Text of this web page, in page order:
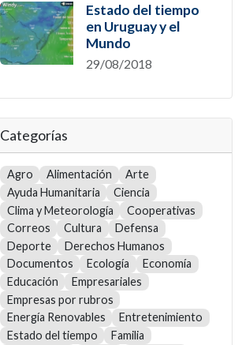
Estado del tiempo
en Uruguay y el
Mundo
29/08/2018
Categorías
Agro Alimentación
Arte
Ayuda Humanitaria
Ciencia
Clima y Meteorología
Cooperativas
Correos
Cultura
Defensa
Deporte
Derechos Humanos
Documentos
Ecología
Economía
Educación
Empresariales
Empresas por rubros
Energía Renovables
Entretenimiento
Estado del tiempo
Familia